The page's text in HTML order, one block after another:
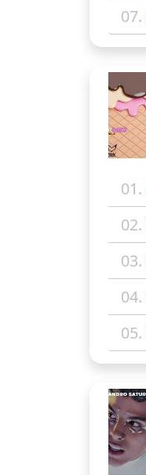
07.
01.
02.
03.
04.
05.